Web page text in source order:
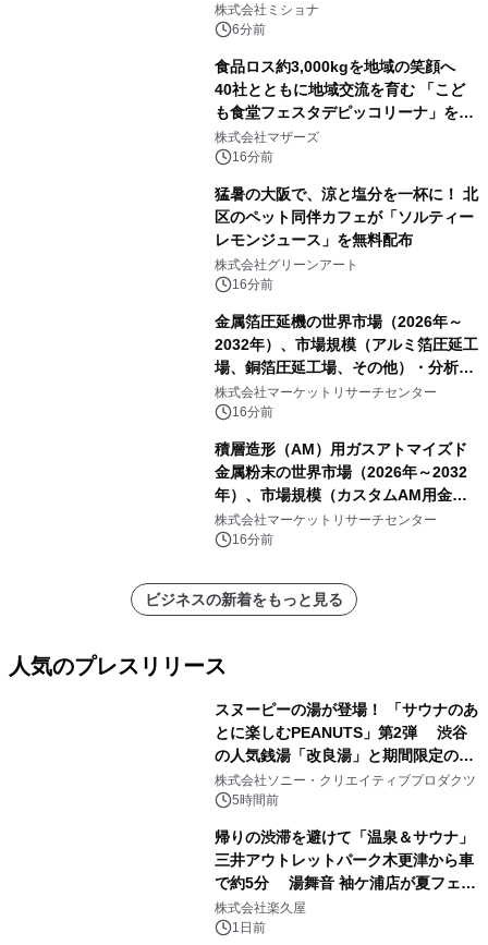
株式会社ミショナ
6分前
食品ロス約3,000kgを地域の笑顔へ
40社とともに地域交流を育む 「こど
も食堂フェスタデピッコリーナ」を9
月5日(土)開催
株式会社マザーズ
16分前
猛暑の大阪で、涼と塩分を一杯に！ 北
区のペット同伴カフェが「ソルティー
レモンジュース」を無料配布
株式会社グリーンアート
16分前
金属箔圧延機の世界市場（2026年～
2032年）、市場規模（アルミ箔圧延工
場、銅箔圧延工場、その他）・分析レ
ポートを発表
株式会社マーケットリサーチセンター
16分前
積層造形（AM）用ガスアトマイズド
金属粉末の世界市場（2026年～2032
年）、市場規模（カスタムAM用金属
粉末、汎用AM用金属粉末）・分析レ
ポートを発表
株式会社マーケットリサーチセンター
16分前
ビジネスの新着をもっと見る
人気のプレスリリース
スヌーピーの湯が登場！ 「サウナのあ
とに楽しむPEANUTS」第2弾 渋谷
の人気銭湯「改良湯」と期間限定のコ
ラボレーション サウナイキタイコラ
ボグッズも発売決定！
株式会社ソニー・クリエイティブプロダクツ
5時間前
帰りの渋滞を避けて「温泉＆サウナ」
三井アウトレットパーク木更津から車
で約5分 湯舞音 袖ケ浦店が夏フェア
メニューを提供
株式会社楽久屋
1日前